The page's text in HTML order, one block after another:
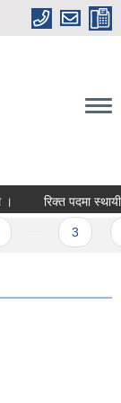
रिक्त पदमा स्थायी